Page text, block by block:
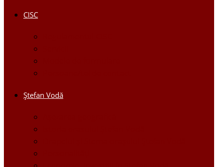
CISC
Ştefan Vodă